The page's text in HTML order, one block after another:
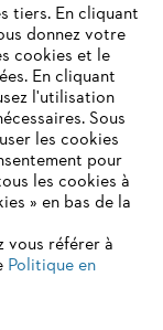
prenons plus
site ne
de passer à
tiers. En cliquant
donnez votre
cookies et le
En cliquant
l'utilisation
Sous
les cookies
pour
les cookies à
» en bas de la
vous référer à
Politique en